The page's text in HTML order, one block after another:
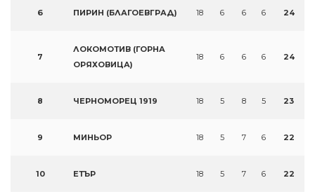
6 ПИРИН (БЛАГОЕВГРАД) 18 6 6 6 24
7
ЛОКОМОТИВ (ГОРНА
ОРЯХОВИЦА)
18 6 6 6 24
8 ЧЕРНОМОРЕЦ 1919 18 5 8 5 23
9 МИНЬОР 18 5 7 6 22
10 ЕТЪР 18 5 7 6 22